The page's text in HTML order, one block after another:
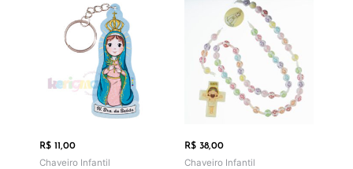
R$ 11,00
Chaveiro Infantil
R$ 38,00
Chaveiro Infantil